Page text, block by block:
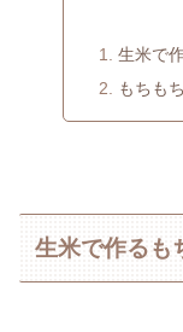
生米で
もちも
生米で作るも